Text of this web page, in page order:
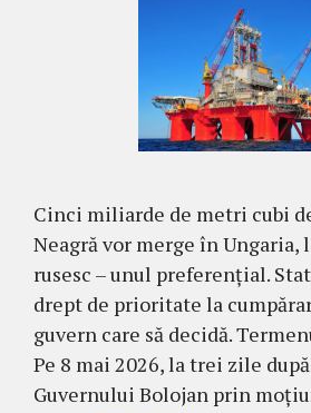
Cinci miliarde de metri cubi
Neagră vor merge în Ungaria,
rusesc – unul preferențial.
drept de prioritate la
guvern care să decidă.
Pe 8 mai 2026, la trei zile
Guvernului Bolojan prin